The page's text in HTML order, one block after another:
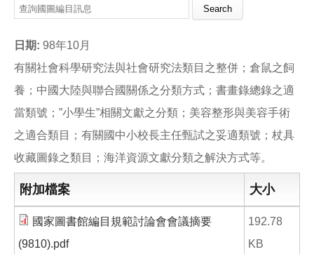
e
k
Search this site
日期: 98年10月
有關社會科學研究法與社會研究法類目之整併；倉鼠之飼
養；中國大陸與聯合國關係之分類方式；書畫錄總錄之適
當類號；”小學生”相關文獻之分類；美容整形與美容手術
之適合類目；有關國中小校長主任甄試之妥適類號；杖具
收藏圖錄之類目；海洋資源文獻分類之解決方式等。
附加檔案 大小
國家圖書館編目規範討論會會議摘要
(9810).pdf
192.78
KB